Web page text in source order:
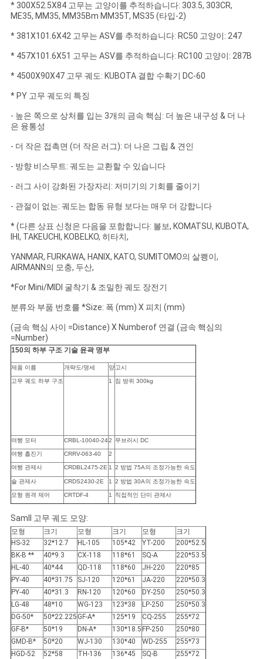
PRIVACY
POLICY
* 300X52.5X84 고무는 고양이를 추적하습니다: 303.5, 303CR,
ME35, MM35, MM35Bm MM35T, MS35 (타입-2)
* 381X101.6X42 고무는 ASV를 추적하습니다: RC50 고양이: 247
* 457X101.6X51 고무는 ASV를 추적하습니다: RC100 고양이: 287B
* 4500X90X47 고무 궤도: KUBOTA 결합 수확기 DC-60
* PY 고무 궤도의 특징
- 높은 쪽으로 상처를 입는 3개의 금속 핵심: 더 높은 내구성 & 더 나
은 융통성
- 더 작은 접촉면 (더 작은 러그): 더 나은 그립 & 견인
- 방향 비스무트: 궤도는 교환할 수 있습니다
- 러그 사이 강화된 가장자리: 저미기의 기회를 줄이기
- 관절이 없는: 궤도는 합동 유형 보다는 매우 더 강합니다
* (다른 상표 신청은 다음을 포함합니다: 볼보, KOMATSU, KUBOTA,
IHI, TAKEUCHI, KOBELKO, 히타치,
YANMAR, FURKAWA, HANIX, KATO, SUMITOMO의 살쾡이,
AIRMANN의 모충, 두산,
*For Mini/MIDI 굴착기 & 조밀한 궤도 장전기
분류와 부품 번호를 *Size: 폭 (mm) X 피치 (mm)
(금속 핵심 사이 =Distance) X Numberof 연결 (금속 핵심의
=Number)
150의 하부 구조 기술 윤곽 명부
제품 이름 개략도/명세 양고시
고무 궤도 하부 구조 1 짐 방위 300kg
여행 모터 CRBL-10040-242 무브러시 DC
여행 흡진기 CRRV-063-40 2
여행 관제사 CRDBL2475-2E1 2 방법 75A의 조정가능한 속도
솔 관제사 CRDS2430-2E 1 2 방법 30A의 조정가능한 속도
모형 원격 제어 CRTDF-4 1 직접적인 단미 관제사
Samll 고무 궤도 모양:
모형 크기 모형 크기 모형
크기
HS-32
32*12.7 HL-105 105*42 YT-200
200*52.5
BK-B **
40*9.3 CX-118 118*61 SQ-A
220*53.5
HL-40
40*44 QD-118 118*60 JH-220
220*85
PY-40
40*31.75 SJ-120 120*61 JA-220
220*50.3
PY-40
40*31.3 RN-120 120*60 DY-250
250*50.3
LG-48
48*10 WG-123 123*38 LP-250
250*50.3
DG-50*
50*22.225 GF-A* 125*19 CQ-255
255*72
GF-B*
50*19 DN-A* 130*18.5 FP-250
250*80
GMD-B*
50*20 WJ-130 130*40 WD-255
255*73
HGD-52
52*58 TH-136 136*45 SQ-B 255*72